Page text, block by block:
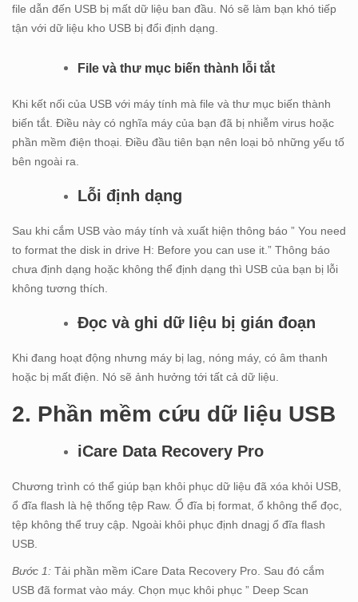
file dẫn đến USB bị mất dữ liệu ban đầu. Nó sẽ làm bạn khó tiếp
tận với dữ liệu kho USB bị đổi định dạng.
File và thư mục biến thành lỗi tắt
Khi kết nối của USB với máy tính mà file và thư mục biến thành
biến tắt. Điều này có nghĩa máy của bạn đã bị nhiễm virus hoặc
phần mềm điện thoại. Điều đầu tiên bạn nên loại bỏ những yếu tố
bên ngoài ra.
Lỗi định dạng
Sau khi cắm USB vào máy tính và xuất hiện thông báo ” You need
to format the disk in drive H: Before you can use it.” Thông báo
chưa định dạng hoặc không thể định dạng thì USB của bạn bị lỗi
không tương thích.
Đọc và ghi dữ liệu bị gián đoạn
Khi đang hoạt động nhưng máy bị lag, nóng máy, có âm thanh
hoặc bị mất điện. Nó sẽ ảnh hưởng tới tất cả dữ liệu.
2. Phần mềm cứu dữ liệu USB
iCare Data Recovery Pro
Chương trình có thể giúp bạn khôi phục dữ liệu đã xóa khỏi USB,
ổ đĩa flash là hệ thống tệp Raw. Ổ đĩa bị format, ổ không thể đọc,
tệp không thể truy cập. Ngoài khôi phục định dnagj ổ đĩa flash
USB.
Bước 1: Tải phần mềm iCare Data Recovery Pro. Sau đó cắm
USB đã format vào máy. Chọn mục khôi phục ” Deep Scan